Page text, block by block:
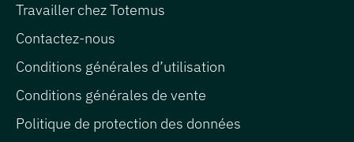
Travailler chez Totemus
Contactez-nous
Conditions générales d’utilisation
Conditions générales de vente
Politique de protection des données